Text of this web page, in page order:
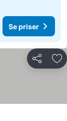
Se priser
Del